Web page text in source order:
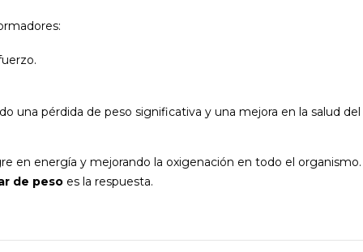
una pérdida de peso significativa y una mejora en la salud del
en energía y mejorando la oxigenación en todo el organismo.
de peso es la respuesta.